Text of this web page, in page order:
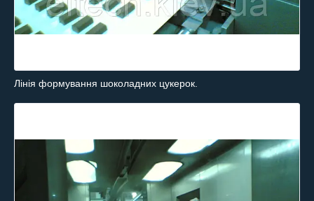
Лінія формування шоколадних цукерок.